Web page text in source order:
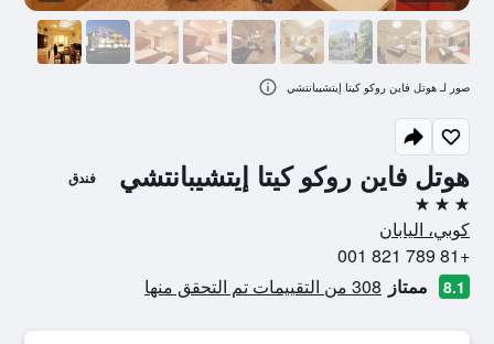
هوتل فاين روكو كيتا إيتشيبانتشي فندق
3 نجوم
كوبي، اليابان
+81 789 821 001
8.1 ممتاز 308 من التقييمات تم التحقق منها
صور لـ هوتل فاين روكو كيتا إيتشيبانتشي